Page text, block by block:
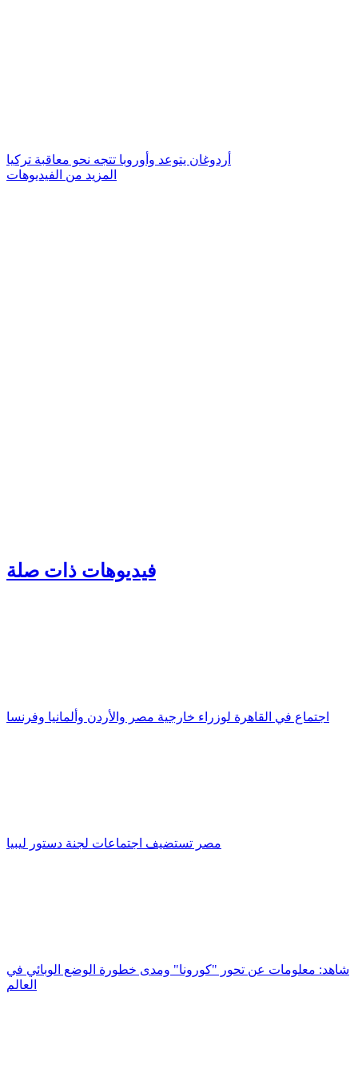
أردوغان يتوعد وأوروبا تتجه نحو معاقبة تركيا
المزيد من الفيديوهات
فيديوهات ذات صلة
اجتماع في القاهرة لوزراء خارجية مصر والأردن وألمانيا وفرنسا
مصر تستضيف اجتماعات لجنة دستور ليبيا
شاهد: معلومات عن تحور "كورونا" ومدى خطورة الوضع الوبائي في
العالم